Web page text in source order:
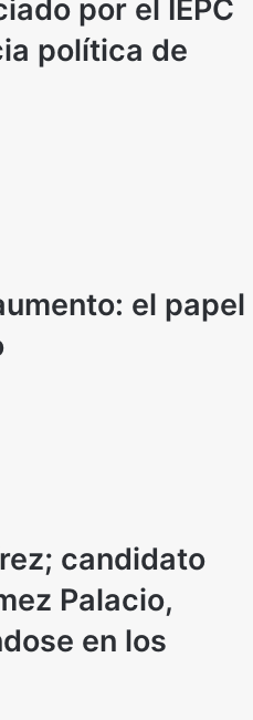
por el IEPC
política de
el papel
candidato
Palacio,
en los